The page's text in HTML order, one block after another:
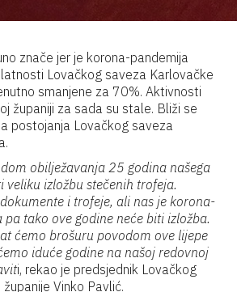
znače jer je korona-pandemija
Lovačkog saveza Karlovačke
smanjene za 70%. Aktivnosti
županiji za sada su stale. Bliži se
postojanja Lovačkog saveza
obilježavanja 25 godina našega
izložbu stečenih trofeja.
i trofeje, ali nas je korona-
tako ove godine neće biti izložba.
ćemo brošuru povodom ove lijepe
iduće godine na našoj redovnoj
i, rekao je predsjednik Lovačkog
Vinko Pavlić.